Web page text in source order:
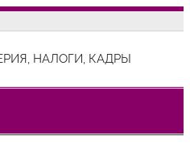
НАЛОГИ, КАДРЫ